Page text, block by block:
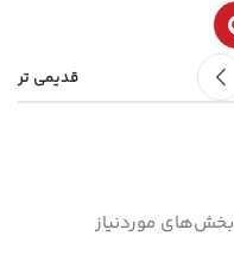
قدیمی تر
بخش‌های موردنیاز